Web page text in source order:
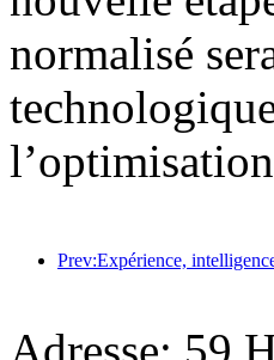
normalisé
Adresse: 59